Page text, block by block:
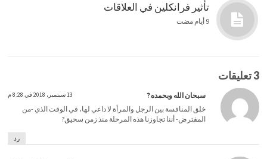
تأثير فرانكلين في العلاقات
9 أيام مضت
3 تعليقات
سبحان الله وبحمده ? 13 سبتمبر، 2018 في 8:28 م
خلق المنافسة بين الرجل والمرأة لا داعي لها، في الوقت الذي -من
المفترض- أننا تجاوزنا هذه المرحلة منذ زمن سحيق?
رد